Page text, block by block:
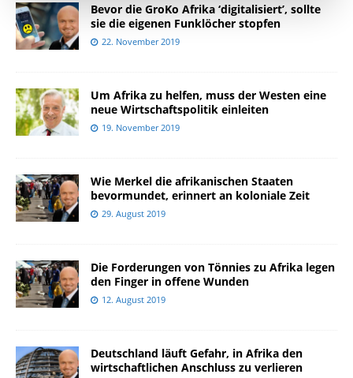
Bevor die GroKo Afrika ‘digitalisiert’, sollte
sie die eigenen Funklöcher stopfen
22. November 2019
Um Afrika zu helfen, muss der Westen eine
neue Wirtschaftspolitik einleiten
19. November 2019
Wie Merkel die afrikanischen Staaten
bevormundet, erinnert an koloniale Zeit
29. August 2019
Die Forderungen von Tönnies zu Afrika legen
den Finger in offene Wunden
12. August 2019
Deutschland läuft Gefahr, in Afrika den
wirtschaftlichen Anschluss zu verlieren